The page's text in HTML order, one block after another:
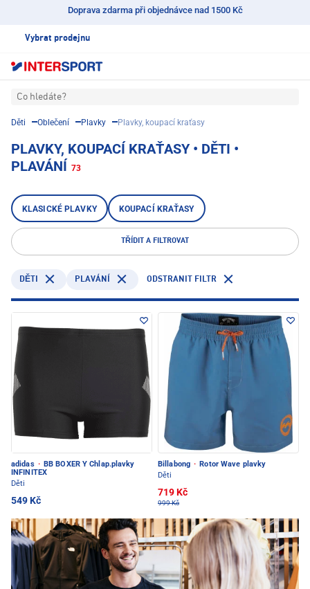
Doprava zdarma při objednávce nad 1500 Kč
Vybrat prodejnu
Co hledáte?
Děti Oblečení Plavky Plavky, koupací kraťasy
PLAVKY, KOUPACÍ KRAŤASY • DĚTI •
PLAVÁNÍ 73
KLASICKÉ PLAVKY KOUPACÍ KRAŤASY
TŘÍDIT A FILTROVAT
DĚTI PLAVÁNÍ ODSTRANIT FILTR
adidas · BB BOXER Y Chlap.plavky
INFINITEX
Děti
549 Kč
Billabong · Rotor Wave plavky
Děti
719 Kč
999 Kč